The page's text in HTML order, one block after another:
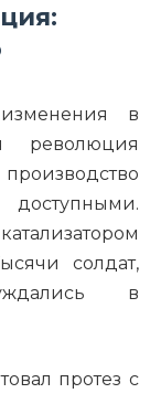
в
революция
солдат,
в
протез с